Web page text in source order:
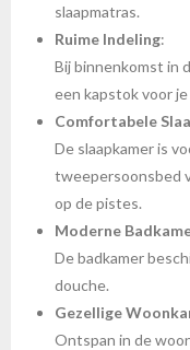
slaapmatras.
Ruime Indeling:
Bij binnenkomst in
een kapstok voor
Comfortabele
De slaapkamer is
tweepersoonsbed
op de pistes.
Moderne
De badkamer
douche.
Gezellige
Ontspan in de